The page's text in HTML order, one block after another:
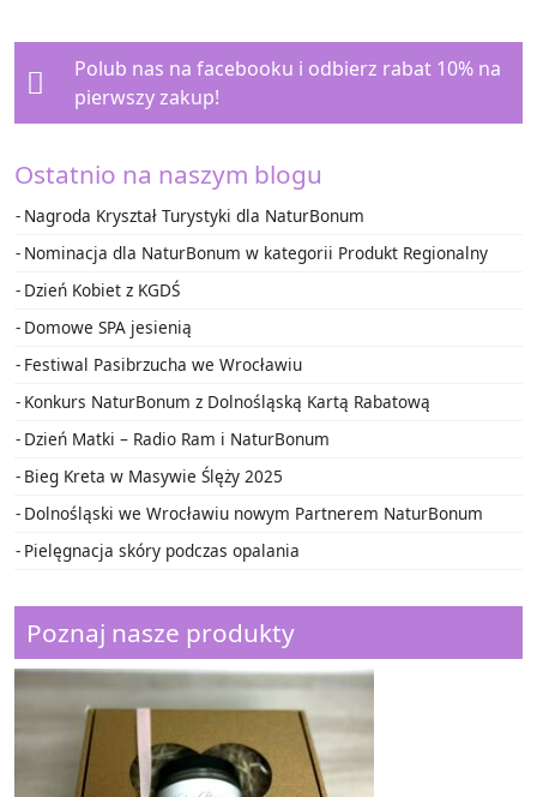
Polub nas na facebooku i odbierz rabat 10% na
pierwszy zakup!
Ostatnio na naszym blogu
Nagroda Kryształ Turystyki dla NaturBonum
Nominacja dla NaturBonum w kategorii Produkt Regionalny
Dzień Kobiet z KGDŚ
Domowe SPA jesienią
Festiwal Pasibrzucha we Wrocławiu
Konkurs NaturBonum z Dolnośląską Kartą Rabatową
Dzień Matki – Radio Ram i NaturBonum
Bieg Kreta w Masywie Ślęży 2025
Dolnośląski we Wrocławiu nowym Partnerem NaturBonum
Pielęgnacja skóry podczas opalania
Poznaj nasze produkty